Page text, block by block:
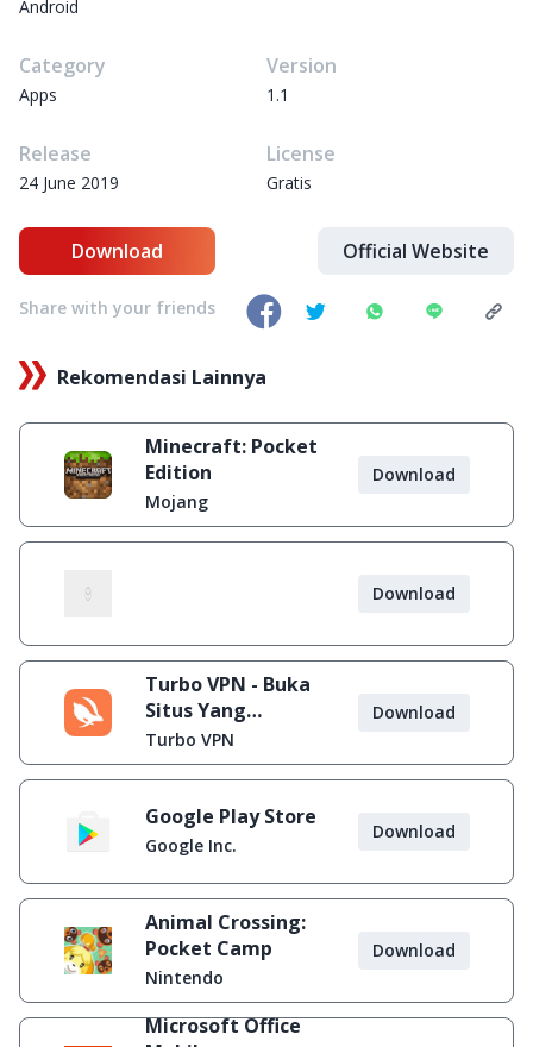
Android
Category
Apps
Version
1.1
Release
24 June 2019
License
Gratis
Download Official Website
Share with your friends
Rekomendasi Lainnya
Minecraft: Pocket
Edition
Mojang
Download
Download
Turbo VPN - Buka
Situs Yang
Diblokir
Turbo VPN
Download
Google Play Store
Google Inc.
Download
Animal Crossing:
Pocket Camp
Nintendo
Download
Microsoft Office